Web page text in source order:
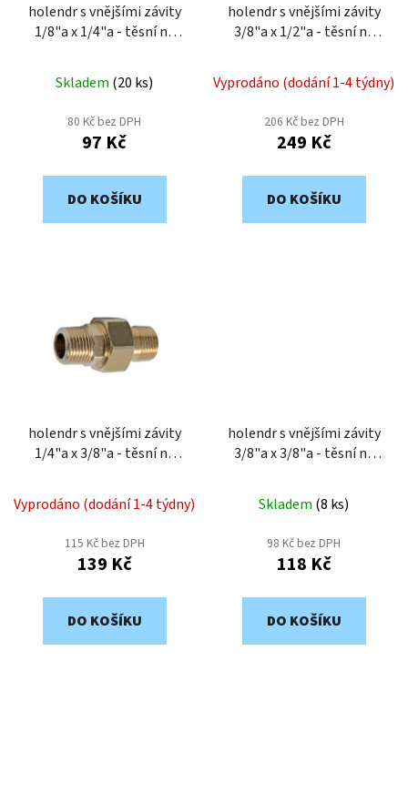
holendr s vnějšími závity
1/8"a x 1/4"a - těsní na
Skladem (20 ks)
80 Kč bez DPH
97 Kč
DO KOŠÍKU
holendr s vnějšími závity
3/8"a x 1/2"a - těsní na
Vyprodáno (dodání 1-4 týdny)
206 Kč bez DPH
249 Kč
DO KOŠÍKU
holendr s vnějšími závity
1/4"a x 3/8"a - těsní na
Vyprodáno (dodání 1-4 týdny)
115 Kč bez DPH
139 Kč
DO KOŠÍKU
holendr s vnějšími závity
3/8"a x 3/8"a - těsní na
Skladem (8 ks)
98 Kč bez DPH
118 Kč
DO KOŠÍKU